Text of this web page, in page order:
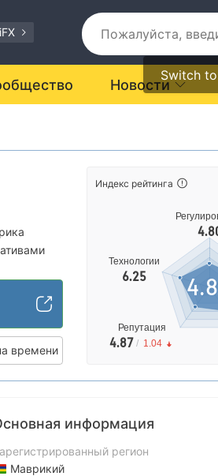
Switch
Новости
времени
Индекс рейтинга
Технологии
6.25
Репутация
4.87 / 1.04
информация
регион
Маврикий